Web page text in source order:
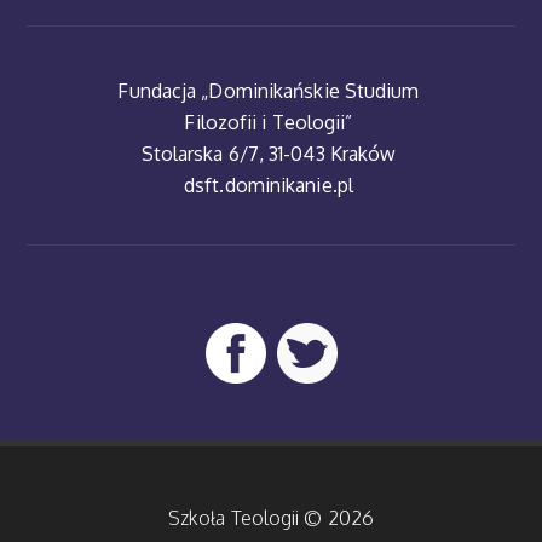
Fundacja „Dominikańskie Studium
Filozofii i Teologii”
Stolarska 6/7, 31-043 Kraków
dsft.dominikanie.pl
Szkoła Teologii © 2026